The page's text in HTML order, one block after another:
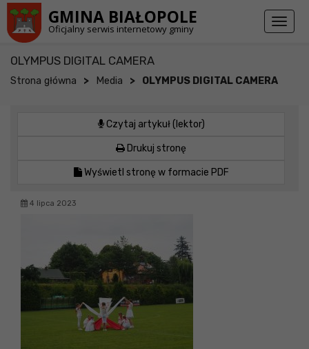
GMINA BIAŁOPOLE
Oficjalny serwis internetowy gminy
Toggle
OLYMPUS DIGITAL CAMERA
Strona główna > Media > OLYMPUS DIGITAL CAMERA
Czytaj artykuł (lektor)
Drukuj stronę
Wyświetl stronę w formacie PDF
4 lipca 2023